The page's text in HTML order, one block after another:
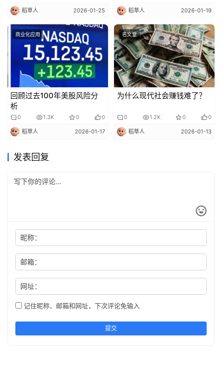
稻草人 2026-01-25 稻草人 2026-01-19
商业化应用
回顾过去100年美股风险分
析
0 1.3K 0 0
稻草人 2026-01-17
名文堂
为什么现代社会赚钱难了？
0 1.2K 0 0
稻草人 2026-01-13
发表回复
昵称：
邮箱：
网址：
记住昵称、邮箱和网址，下次评论免输入
提交